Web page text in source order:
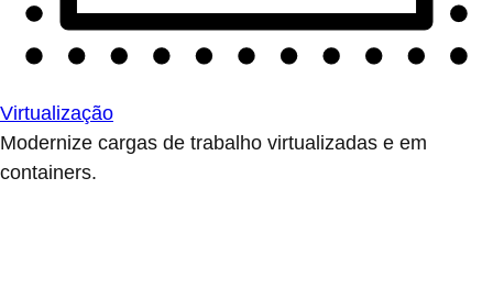
Virtualização
Modernize cargas de trabalho virtualizadas e em
containers.